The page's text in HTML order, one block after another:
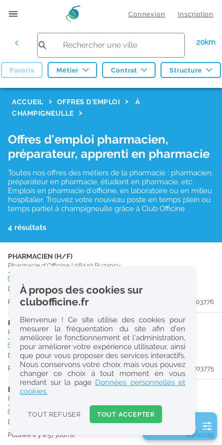
Connexion Inscription
20km
Favoris Métier Contrat Structure
Réinitialiser
2
0
k
Consulter les offres de la France d'outre-mer
ACCUEIL OFFRES D'EMPLOI
À
CHAMPIGNEULLE
Offres d'emploi pharmacien,
préparateur, apprenti en pharmacie
Toutes nos offres des métiers de la pharmacie : pharmacien,
préparateur en pharmacie, étudiant en pharmacie, etc.
Emplois en pharmacie d'officine, en laboratoire ou en milieu
hospitalier. Trouvez votre nouveau poste en temps plein ou
temps partiel à champigneulle grâce à Club Officine.
4 résultats
PHARMACIEN (H/F)
Pharmacie d'Officine | 08240 Buzancy
Du 29/08/26 au 29/08/27
Publiée il y a 9 jour(s)
#203776
PHARMACIEN (H/F)
Pharmacie d'Officine|08240Buzancy
CDI temps plein Logement
Dès que possible
Publiée il y a 9 jour(s)
#203775
ETUDIANT EN PHARMACIE 6E ANNÉE VALIDÉE (H/F)
Pharmacie d'Officine
CDDtemps plein Logement
Du 29/09/26 au 29/01/27
Publiée il y a 57 jour(s)
#200049
2 filtre(s) actifs
À propos des cookies sur
clubofficine.fr
Bienvenue ! Ce site utilise des cookies pour
mesurer la fréquentation du site afin d’en
améliorer le fonctionnement et l’administration,
pour améliorer votre expérience utilisateur, ainsi
que pour vous proposer des services interactifs.
Nous conservons votre choix mais vous pouvez
changer ce choix à tout moment en vous
rendant sur la page Données personnelles et
cookies.
TOUT REFUSER TOUT ACCEPTER